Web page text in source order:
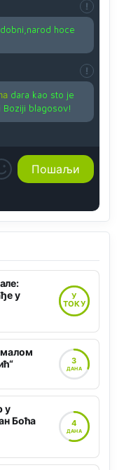
hoce
dara kao sto je
blagosov!
у
У
ТОКУ
малом
3
ДАНА
у
Боћа
4
ДАНА